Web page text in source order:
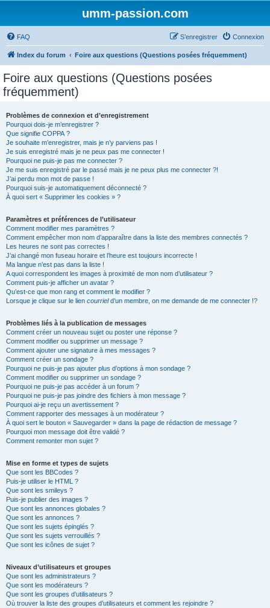
umm-passion.com
FAQ Connexion
S’enregistrer
Index du forum Foire aux questions (Questions posées fréquemment)
Foire aux questions (Questions posées
fréquemment)
Problèmes de connexion et d’enregistrement
Pourquoi dois-je m’enregistrer ?
Que signifie COPPA ?
Je souhaite m’enregistrer, mais je n’y parviens pas !
Je suis enregistré mais je ne peux pas me connecter !
Pourquoi ne puis-je pas me connecter ?
Je me suis enregistré par le passé mais je ne peux plus me connecter ?!
J’ai perdu mon mot de passe !
Pourquoi suis-je automatiquement déconnecté ?
À quoi sert « Supprimer les cookies » ?
Paramètres et préférences de l’utilisateur
Comment modifier mes paramètres ?
Comment empêcher mon nom d’apparaître dans la liste des membres connectés ?
Les heures ne sont pas correctes !
J’ai changé mon fuseau horaire et l’heure est toujours incorrecte !
Ma langue n’est pas dans la liste !
A quoi correspondent les images à proximité de mon nom d’utilisateur ?
Comment puis-je afficher un avatar ?
Qu’est-ce que mon rang et comment le modifier ?
Lorsque je clique sur le lien courrield’un membre, on me demande de me connecter !?
Problèmes liés à la publication de messages
Comment créer un nouveau sujet ou poster une réponse ?
Comment modifier ou supprimer un message ?
Comment ajouter une signature à mes messages ?
Comment créer un sondage ?
Pourquoi ne puis-je pas ajouter plus d’options à mon sondage ?
Comment modifier ou supprimer un sondage ?
Pourquoi ne puis-je pas accéder à un forum ?
Pourquoi ne puis-je pas joindre des fichiers à mon message ?
Pourquoi ai-je reçu un avertissement ?
Comment rapporter des messages à un modérateur ?
À quoi sert le bouton « Sauvegarder » dans la page de rédaction de message ?
Pourquoi mon message doit être validé ?
Comment remonter mon sujet ?
Mise en forme et types de sujets
Que sont les BBCodes ?
Puis-je utiliser le HTML ?
Que sont les smileys ?
Puis-je publier des images ?
Que sont les annonces globales ?
Que sont les annonces ?
Que sont les sujets épinglés ?
Que sont les sujets verrouillés ?
Que sont les icônes de sujet ?
Niveaux d’utilisateurs et groupes
Que sont les administrateurs ?
Que sont les modérateurs ?
Que sont les groupes d’utilisateurs ?
Où trouver la liste des groupes d’utilisateurs et comment les rejoindre ?